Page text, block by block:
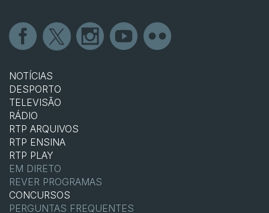
NOTÍCIAS
DESPORTO
TELEVISÃO
RÁDIO
RTP ARQUIVOS
RTP ENSINA
RTP PLAY
EM DIRETO
REVER PROGRAMAS
CONCURSOS
PERGUNTAS FREQUENTES